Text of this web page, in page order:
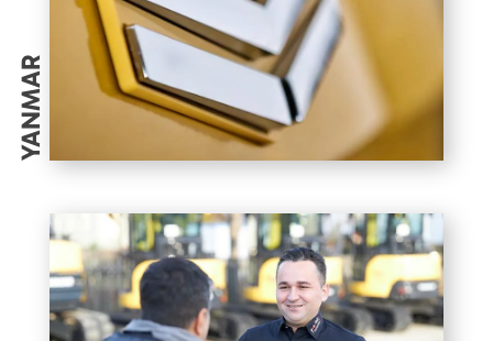
YANMAR